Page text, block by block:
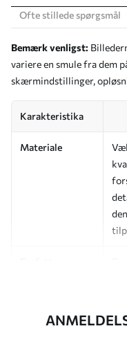
Ofte stillede spørgsmål
Bemærk venligst:
variere en smule fra dem
skærmindstillinger,
Karakteristika
Materiale
Efterbehandling